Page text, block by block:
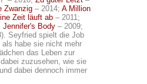
Zwanzig – 2014; A Million
Zeit läuft ab – 2011;
Jennifer's Body – 2009;
Seyfried spielt die Job
habe sie nicht mehr
das Leben zur
zuzusehen, wie sie
dabei dennoch immer